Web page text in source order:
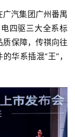
汽集团广州番禺
四驱三大全系标
保障，传祺向往
华系插混“王”，